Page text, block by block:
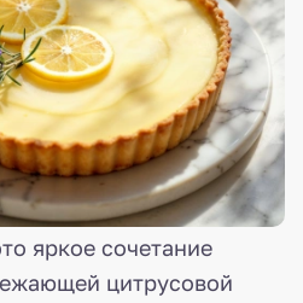
яркое сочетание
цитрусовой